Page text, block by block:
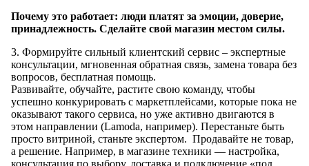
Почему это работает: люди платят за эмоции, доверие,
принадлежность. Сделайте свой магазин местом силы.
3. Формируйте сильный клиентский сервис – экспертные
консультации, мгновенная обратная связь, замена товара без
вопросов, бесплатная помощь.
Развивайте, обучайте, растите свою команду, чтобы
успешно конкурировать с маркетплейсами, которые пока не
оказывают такого сервиса, но уже активно двигаются в
этом направлении (Lamoda, например). Перестаньте быть
просто витриной, станьте экспертом. Продавайте не товар,
а решение. Например, в магазине техники — настройка,